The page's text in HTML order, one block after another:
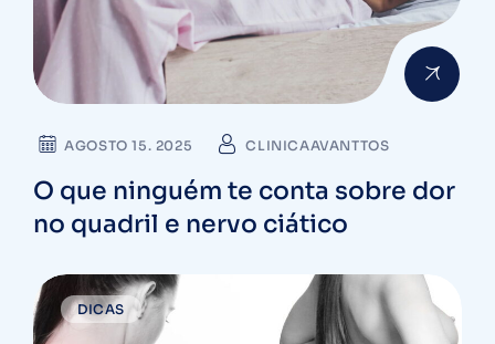
AGOSTO 15. 2025 CLINICAAVANTTOS
O que ninguém te conta sobre dor
no quadril e nervo ciático
DICAS